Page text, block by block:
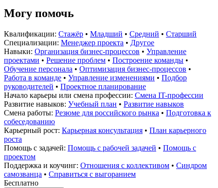
Могу помочь
Квалификации: Стажёр • Младший • Средний • Старший
Специализации: Менеджер проекта • Другое
Навыки: Организация бизнес-процессов • Управление
проектами • Решение проблем • Построение команды •
Обучение персонала • Оптимизация бизнес-процессов •
Работа в команде • Управление изменениями • Подбор
руководителей • Проектное планирование
Начало карьеры или смена профессии: Смена IT-профессии
Развитие навыков: Учебный план • Развитие навыков
Смена работы: Резюме для российского рынка • Подготовка к
собеседованию
Карьерный рост: Карьерная консультация • План карьерного
роста
Помощь с задачей: Помощь с рабочей задачей • Помощь с
проектом
Поддержка и коучинг: Отношения с коллективом • Синдром
самозванца • Справиться с выгоранием
Бесплатно